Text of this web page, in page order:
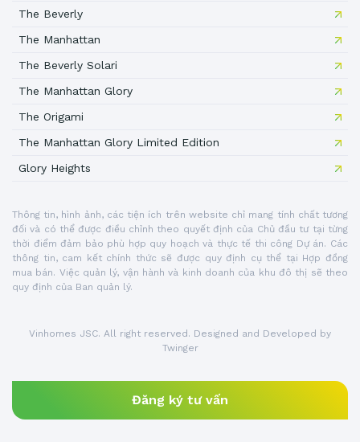
Vinhomes JSC. All right reserved. Designed and Developed by
Twinger
Đăng ký tư vấn
The Beverly
The Manhattan
The Beverly Solari
The Manhattan Glory
The Origami
The Manhattan Glory Limited Edition
Glory Heights
Thông tin, hình ảnh, các tiện ích trên website chỉ mang tính chất tương
đối và có thể được điều chỉnh theo quyết định của Chủ đầu tư tại từng
thời điểm đảm bảo phù hợp quy hoạch và thực tế thi công Dự án. Các
thông tin, cam kết chính thức sẽ được quy định cụ thể tại Hợp đồng
mua bán. Việc quản lý, vận hành và kinh doanh của khu đô thị sẽ theo
quy định của Ban quản lý.